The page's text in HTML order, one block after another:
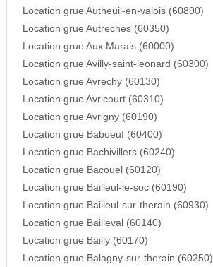
Location grue Autheuil-en-valois (60890)
Location grue Autreches (60350)
Location grue Aux Marais (60000)
Location grue Avilly-saint-leonard (60300)
Location grue Avrechy (60130)
Location grue Avricourt (60310)
Location grue Avrigny (60190)
Location grue Baboeuf (60400)
Location grue Bachivillers (60240)
Location grue Bacouel (60120)
Location grue Bailleul-le-soc (60190)
Location grue Bailleul-sur-therain (60930)
Location grue Bailleval (60140)
Location grue Bailly (60170)
Location grue Balagny-sur-therain (60250)